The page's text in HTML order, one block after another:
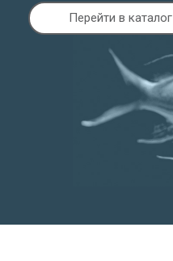
Перейти в каталог